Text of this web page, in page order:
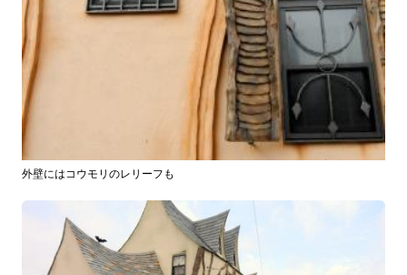
外壁にはコウモリのレリーフも